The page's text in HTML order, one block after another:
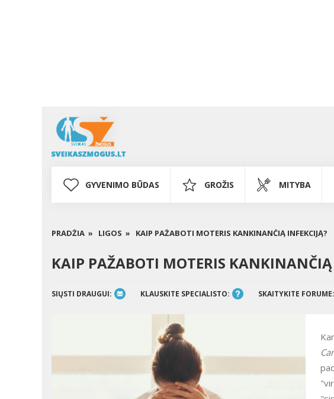
GYVENIMO BŪDAS GROŽIS MITYBA
PRADŽIA » LIGOS » KAIP PAŽABOTI MOTERIS KANKINANČIĄ INFEKCIJĄ?
KAIP PAŽABOTI MOTERIS KANKINANČIĄ
SIŲSTI DRAUGUI: KLAUSKITE SPECIALISTO: SKAITYKITE FORUME: